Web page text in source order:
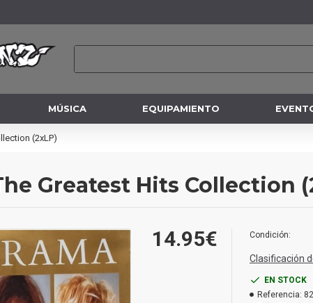
MÚSICA EQUIPAMIENTO
(2xLP)
Greatest Hits Collection
14.95€ Condición:
Clasificación
EN STOCK
Referencia: